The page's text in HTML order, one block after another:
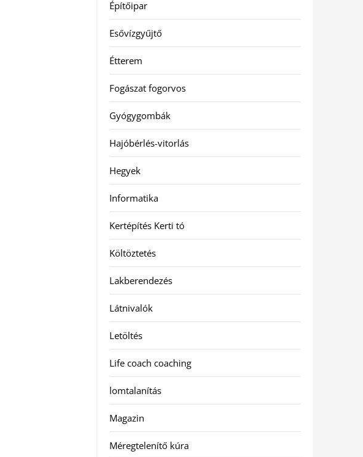
Építőipar
Esővízgyűjtő
Étterem
Fogászat fogorvos
Gyógygombák
Hajóbérlés-vitorlás
Hegyek
Informatika
Kertépítés Kerti tó
Költöztetés
Lakberendezés
Látnivalók
Letöltés
Life coach coaching
lomtalanítás
Magazin
Méregtelenítő kúra